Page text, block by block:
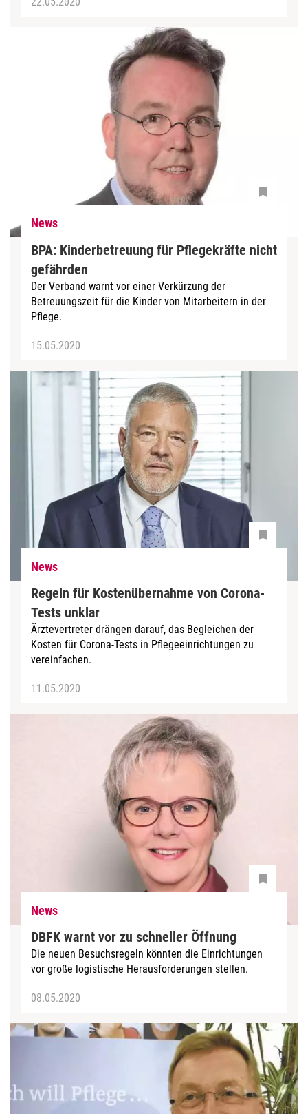
News
BPA: Kinderbetreuung für Pflegekräfte nicht
gefährden
Der Verband warnt vor einer Verkürzung der
Betreuungszeit für die Kinder von Mitarbeitern in der
Pflege.
15.05.2020
News
Regeln für Kostenübernahme von Corona-
Tests unklar
Ärztevertreter drängen darauf, das Begleichen der
Kosten für Corona-Tests in Pflegeeinrichtungen zu
vereinfachen.
11.05.2020
News
DBFK warnt vor zu schneller Öffnung
Die neuen Besuchsregeln könnten die Einrichtungen
vor große logistische Herausforderungen stellen.
08.05.2020